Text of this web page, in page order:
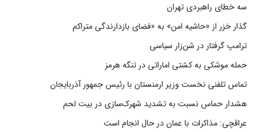
سه خطای راهبردی تهران
گذار خزر از «حاشیه امن» به «فضای بازدارندگی متراکم
ترامپ گرفتار در شن‌زار سیاسی
حمله موشکی به کشتی اماراتی در تنگه هرمز
تماس تلفنی نخست وزیر ارمنستان با رئیس جمهور آذربایجان
هشدار حماس نسبت به تشدید شهرک‌سازی در بیت‌ لحم
عراقچی: مذاکرات با عمان در حال انجام است